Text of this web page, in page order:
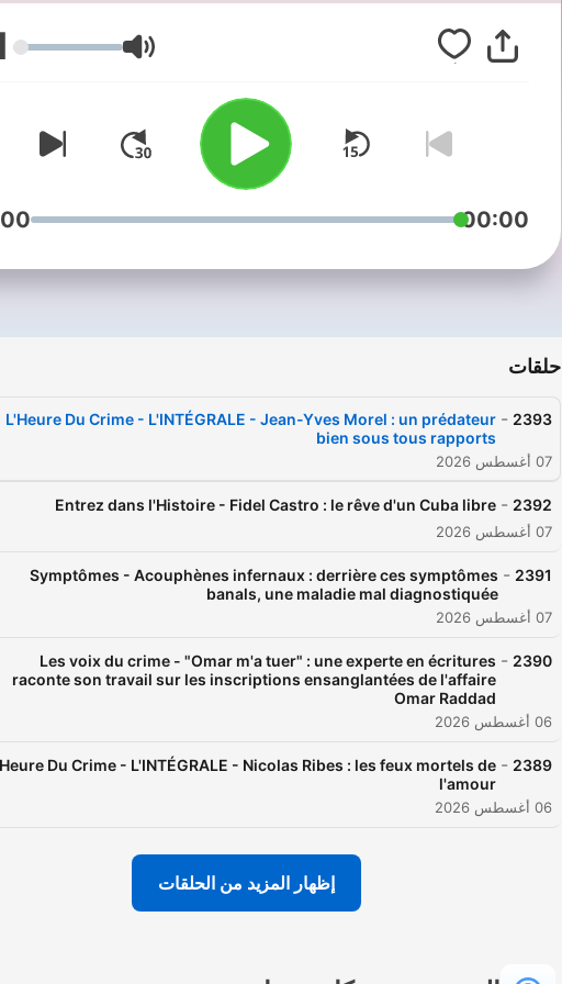
passionnants de
مستوى الصوت
00:00
حلقات
2393
-
L'Heure Du Crime - L'INTÉGRALE - Jean-Yves Morel : un prédateur
bien sous tous rapports
07 أغسطس 2026
2392
-
Entrez dans l'Histoire - Fidel Castro : le rêve d'un Cuba libre
07 أغسطس 2026
2391
-
Symptômes - Acouphènes infernaux : derrière ces symptômes
banals, une maladie mal diagnostiquée
07 أغسطس 2026
2390
-
Les voix du crime - "Omar m'a tuer" : une experte en écritures
raconte son travail sur les inscriptions ensanglantées de l'affaire
Omar Raddad
06 أغسطس 2026
2389
-
Du Crime - L'INTÉGRALE - Nicolas Ribes : les feux mortels de
l'amour
06 أغسطس 2026
إظهار المزيد من الحلقات